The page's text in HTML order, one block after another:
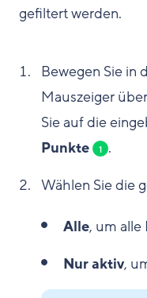
gefiltert werden.
Bewegen Sie in
Mauszeiger über
Sie auf die
Punkte
1 .
Wählen Sie die
Alle, um alle
Nur aktiv,